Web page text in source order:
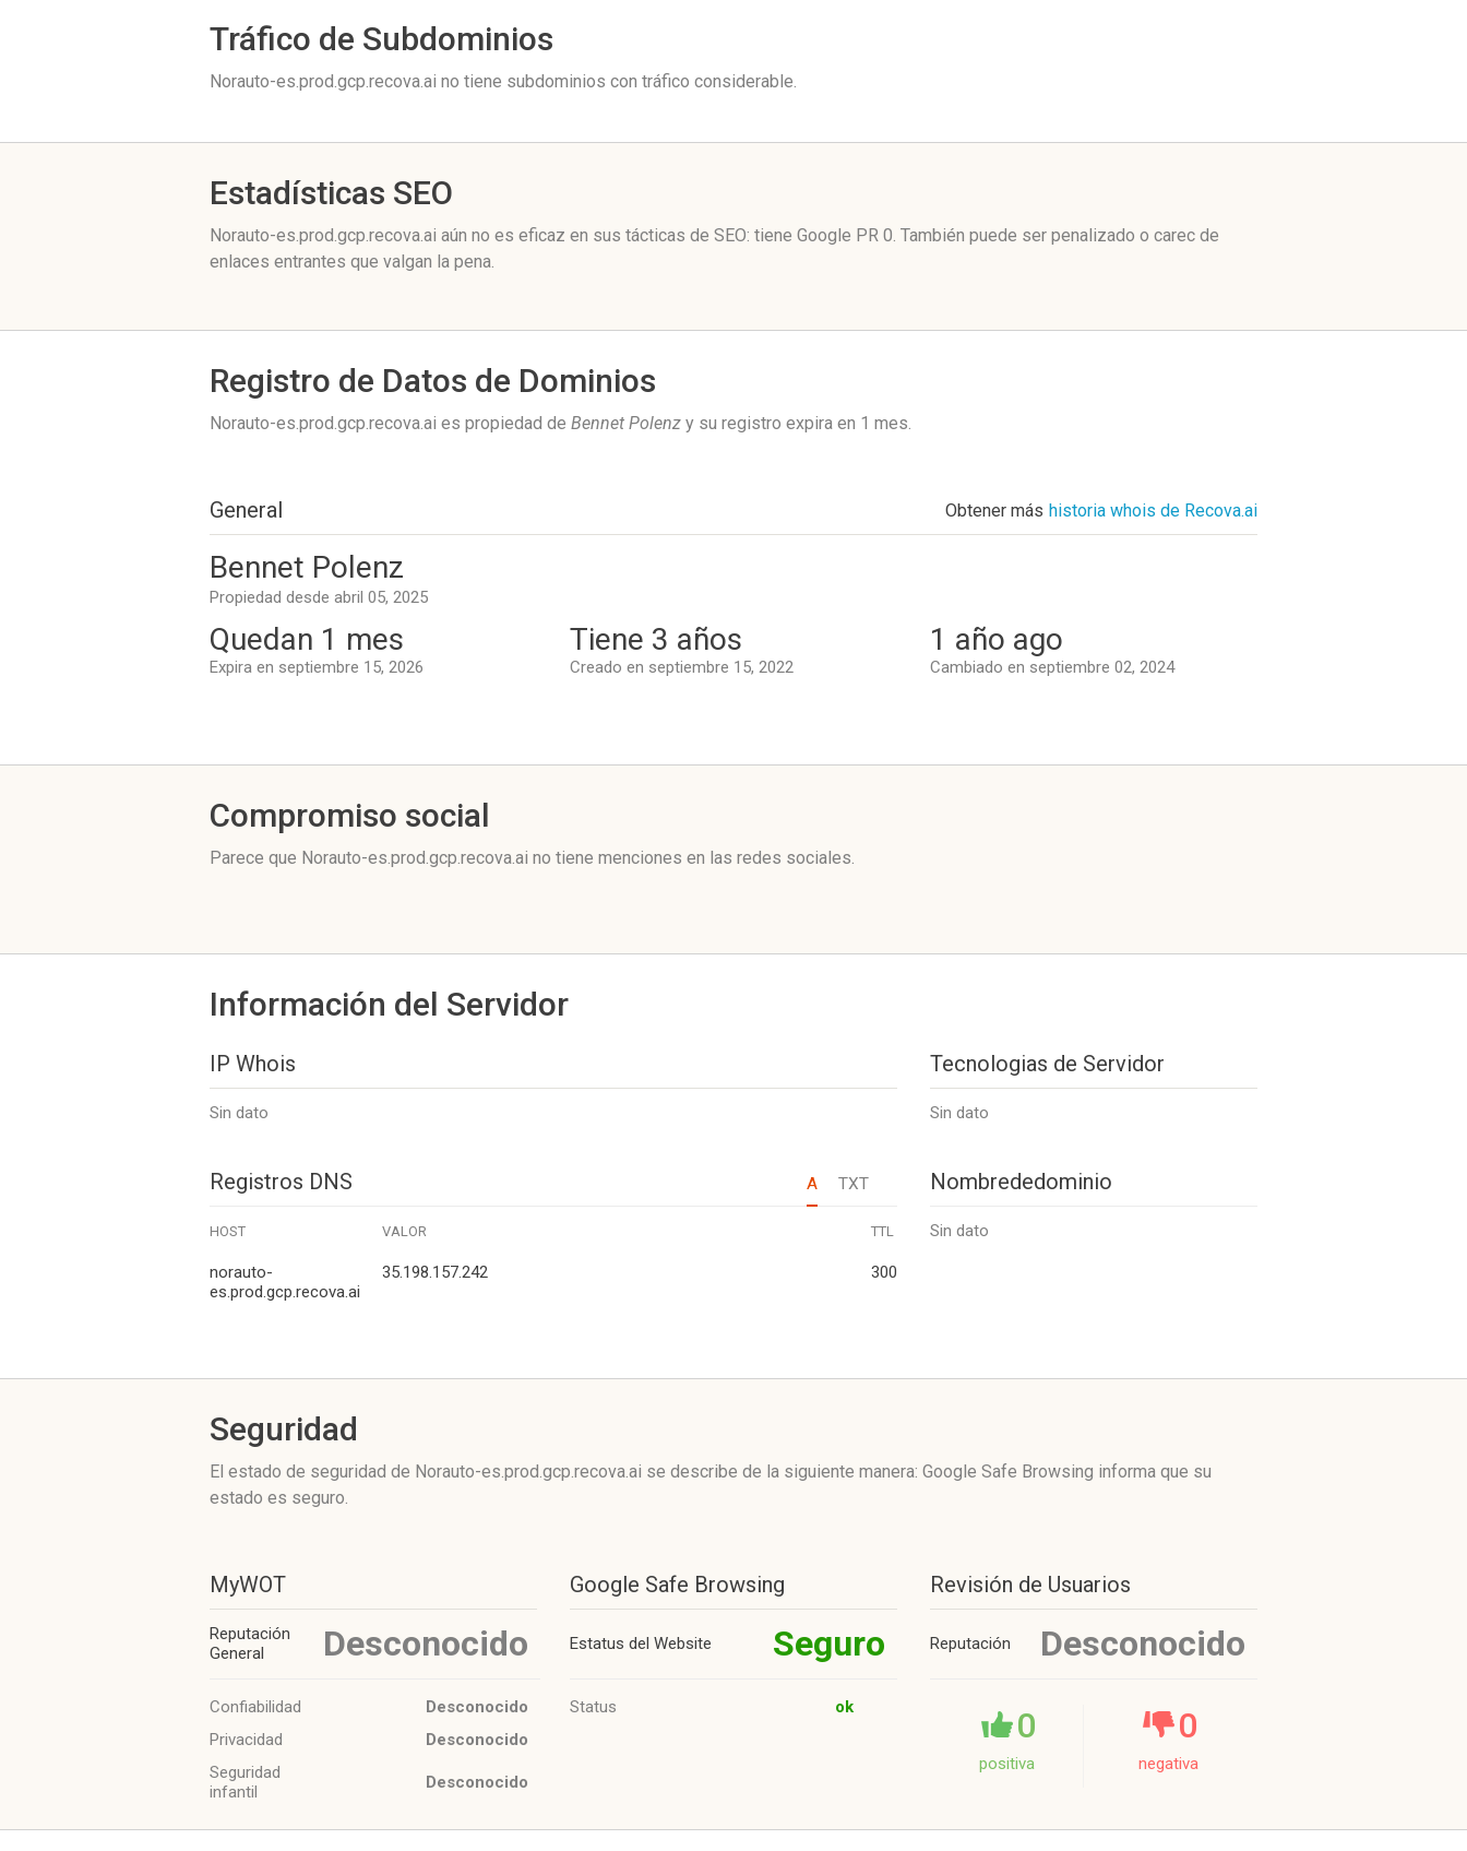
Tráfico de Subdominios
Norauto-es.prod.gcp.recova.ai no tiene subdominios con tráfico considerable.
Estadísticas SEO
Norauto-es.prod.gcp.recova.ai aún no es eficaz en sus tácticas de SEO: tiene Google PR 0. También puede ser penalizado o carec de
enlaces entrantes que valgan la pena.
Registro de Datos de Dominios
Norauto-es.prod.gcp.recova.ai es propiedad de Bennet Polenz y su registro expira en 1 mes.
General Obtener más historia whois de Recova.ai
Bennet Polenz
Propiedad desde abril 05, 2025
Quedan 1 mes
Expira en septiembre 15, 2026
Tiene 3 años
Creado en septiembre 15, 2022
1 año ago
Cambiado en septiembre 02, 2024
Compromiso social
Parece que Norauto-es.prod.gcp.recova.ai no tiene menciones en las redes sociales.
Información del Servidor
IP Whois
Sin dato
Tecnologias de Servidor
Sin dato
Registros DNS A TXT Nombrededominio
Sin dato
HOST VALOR TTL
norauto-
es.prod.gcp.recova.ai
35.198.157.242 300
Seguridad
El estado de seguridad de Norauto-es.prod.gcp.recova.ai se describe de la siguiente manera: Google Safe Browsing informa que su
estado es seguro.
MyWOT
Reputación
General
Desconocido
Confiabilidad
Desconocido
Privacidad
Desconocido
Seguridad
infantil
Desconocido
Google Safe Browsing
Estatus del Website Seguro
Status ok
Revisión de Usuarios
Reputación
Desconocido
0
positiva
0
negativa